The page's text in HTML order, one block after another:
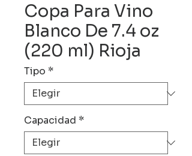
Copa Para Vino
Blanco De 7.4 oz
(220 ml) Rioja
Tipo *
Capacidad *